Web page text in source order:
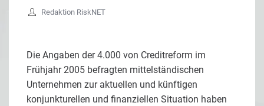
Redaktion RiskNET
Die Angaben der 4.000 von Creditreform im
Frühjahr 2005 befragten mittelständischen
Unternehmen zur aktuellen und künftigen
konjunkturellen und finanziellen Situation haben